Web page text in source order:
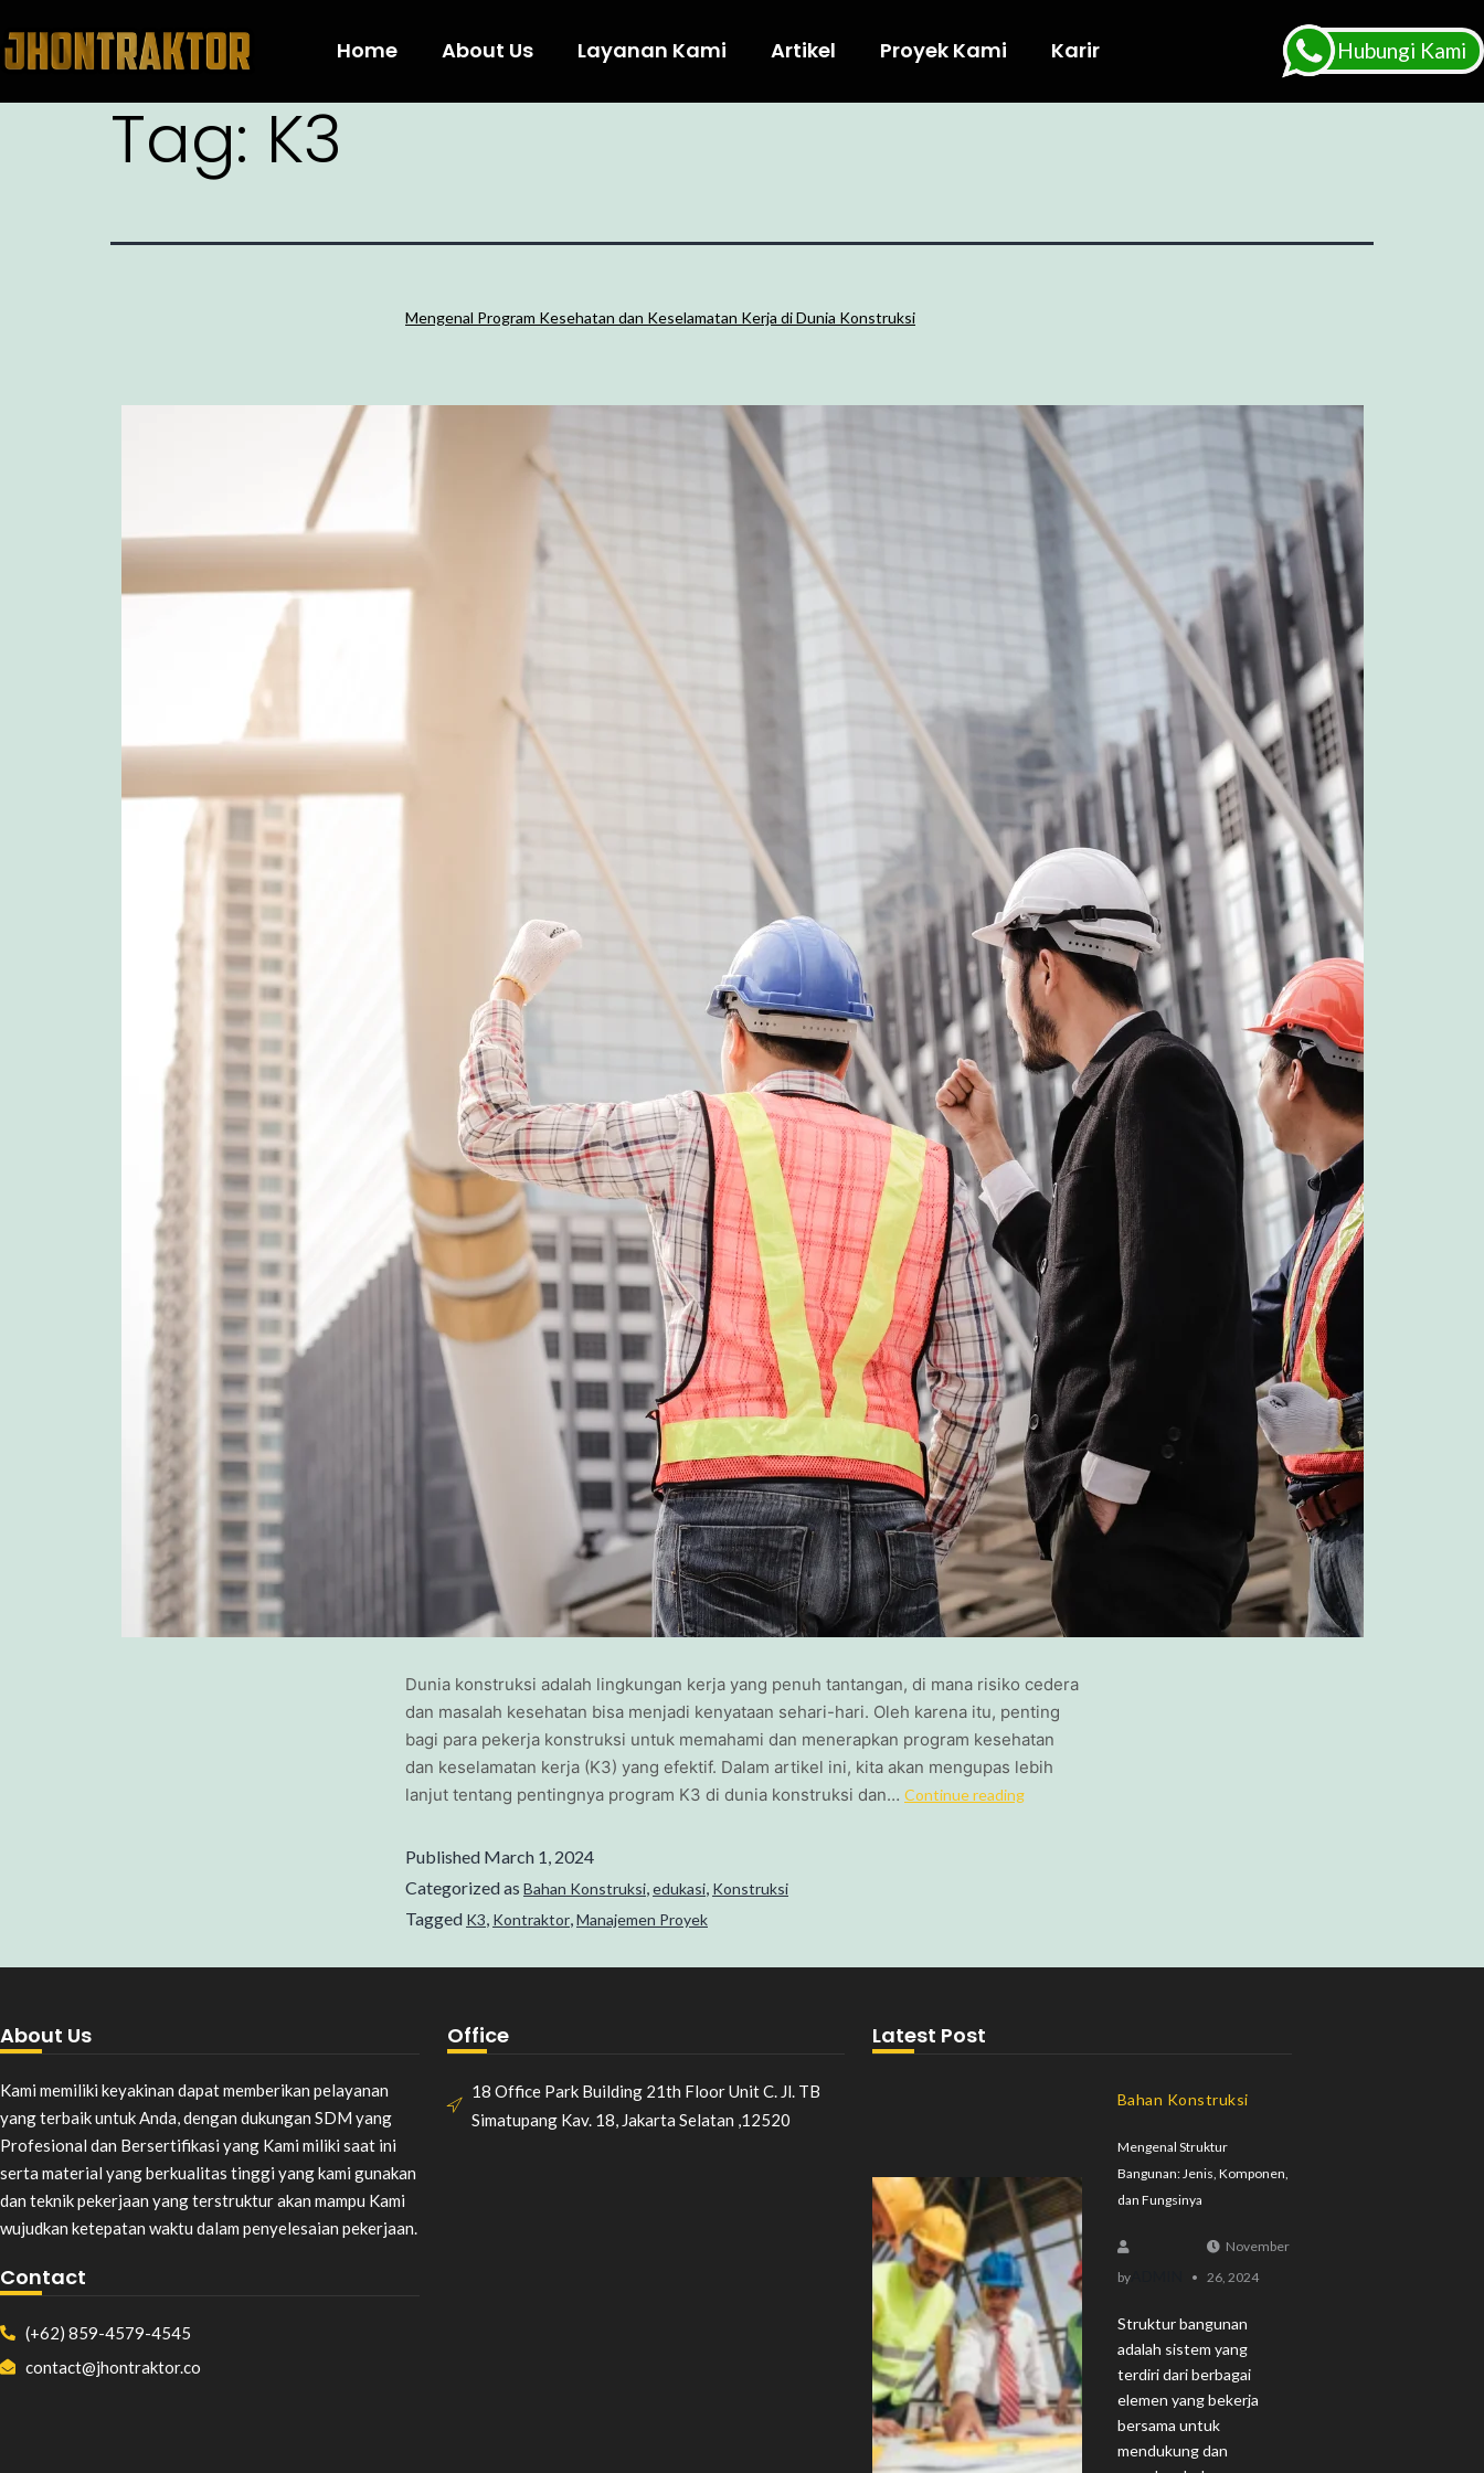
Home About Us Layanan Kami Artikel Proyek Kami Karir Hubungi Kami
Tag: K3
Mengenal Program Kesehatan dan Keselamatan Kerja di Dunia Konstruksi
Dunia konstruksi adalah lingkungan kerja yang penuh tantangan, di mana risiko cedera
dan masalah kesehatan bisa menjadi kenyataan sehari-hari. Oleh karena itu, penting
bagi para pekerja konstruksi untuk memahami dan menerapkan program kesehatan
dan keselamatan kerja (K3) yang efektif. Dalam artikel ini, kita akan mengupas lebih
lanjut tentang pentingnya program K3 di dunia konstruksi dan… Continue reading
Published March 1, 2024
Categorized as Bahan Konstruksi edukasi Konstruksi
Tagged K3 Kontraktor Manajemen Proyek
About Us
Kami memiliki keyakinan dapat memberikan pelayanan
yang terbaik untuk Anda, dengan dukungan SDM yang
Profesional dan Bersertifikasi yang Kami miliki saat ini
serta material yang berkualitas tinggi yang kami gunakan
dan teknik pekerjaan yang terstruktur akan mampu Kami
wujudkan ketepatan waktu dalam penyelesaian pekerjaan.
Contact
(+62) 859-4579-4545
contact@jhontraktor.co
Office
18 Office Park Building 21th Floor Unit C. Jl. TB
Simatupang Kav. 18, Jakarta Selatan ,12520
Latest Post
Bahan Konstruksi
Mengenal Struktur
Bangunan: Jenis, Komponen,
dan Fungsinya
byADMIN
November
26, 2024
Struktur bangunan
adalah sistem yang
terdiri dari berbagai
elemen yang bekerja
bersama untuk
mendukung dan